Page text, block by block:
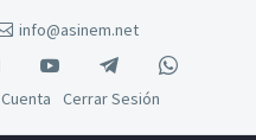
info@asinem.net
Cuenta Cerrar Sesión